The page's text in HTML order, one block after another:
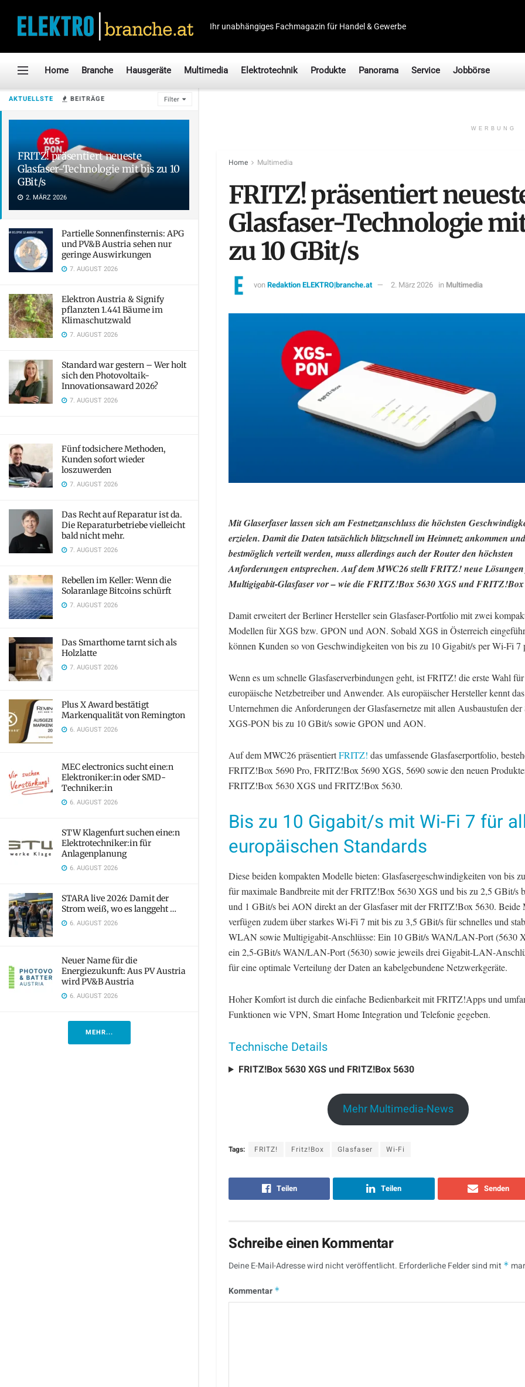
AKTUELLSTE BEITRÄGE Filter
FRITZ! präsentiert neueste
Glasfaser-Technologie mit bis zu 10
GBit/s
2. MÄRZ 2026
Partielle Sonnenfinsternis: APG
und PV&B Austria sehen nur
geringe Auswirkungen
7. AUGUST 2026
Elektron Austria & Signify
pflanzten 1.441 Bäume im
Klimaschutzwald
7. AUGUST 2026
Standard war gestern – Wer holt
sich den Photovoltaik-
Innovationsaward 2026?
7. AUGUST 2026
Fünf todsichere Methoden,
Kunden sofort wieder
loszuwerden
7. AUGUST 2026
Das Recht auf Reparatur ist da.
Die Reparaturbetriebe vielleicht
bald nicht mehr.
7. AUGUST 2026
Rebellen im Keller: Wenn die
Solaranlage Bitcoins schürft
7. AUGUST 2026
Das Smarthome tarnt sich als
Holzlatte
7. AUGUST 2026
Plus X Award bestätigt
Markenqualität von Remington
6. AUGUST 2026
MEC electronics sucht eine:n
Elektroniker:in oder SMD-
Techniker:in
6. AUGUST 2026
STW Klagenfurt suchen eine:n
Elektrotechniker:in für
Anlagenplanung
6. AUGUST 2026
STARA live 2026: Damit der
Strom weiß, wo es langgeht …
6. AUGUST 2026
Neuer Name für die
Energiezukunft: Aus PV Austria
wird PV&B Austria
6. AUGUST 2026
MEHR...
Ihr unabhängiges Fachmagazin für Handel & Gewerbe
Home Branche Hausgeräte Multimedia Elektrotechnik Produkte Panorama Service Jobbörse
WERBUNG
Home Multimedia
FRITZ! präsentiert
Glasfaser-Technologie
zu 10 GBit/s
vonRedaktion ELEKTRO|branche.at 2. März 2026 in Multimedia
Mit Glaserfaser lassen sich am Festnetzanschluss die höchsten
erzielen. Damit die Daten tatsächlich blitzschnell im Heimnetz ankommen und
bestmöglich verteilt werden, muss allerdings auch der Router den höchsten
Anforderungen entsprechen. Auf dem MWC26 stellt FRITZ! neue
Multigigabit-Glasfaser vor – wie die FRITZ!Box 5630 XGS und FRITZ!Box
Damit erweitert der Berliner Hersteller sein Glasfaser-Portfolio mit zwei
Modellen für XGS bzw. GPON und AON. Sobald XGS in Österreich
können Kunden so von Geschwindigkeiten von bis zu 10 Gigabit/s per Wi-Fi 7
Wenn es um schnelle Glasfaserverbindungen geht, ist FRITZ! die erste Wahl für
europäische Netzbetreiber und Anwender. Als europäischer Hersteller kennt das
Unternehmen die Anforderungen der Glasfasernetze mit allen Ausbaustufen der
XGS-PON bis zu 10 GBit/s sowie GPON und AON.
Auf dem MWC26 präsentiertFRITZ! das umfassende Glasfaserportfolio,
FRITZ!Box 5690 Pro, FRITZ!Box 5690 XGS, 5690 sowie den neuen
FRITZ!Box 5630 XGS und FRITZ!Box 5630.
Bis zu 10 Gigabit/s mit Wi-Fi 7 für
europäischen Standards
Diese beiden kompakten Modelle bieten: Glasfasergeschwindigkeiten von bis
für maximale Bandbreite mit der FRITZ!Box 5630 XGS und bis zu 2,5 GBit/s
und 1 GBit/s bei AON direkt an der Glasfaser mit der FRITZ!Box 5630. Beide
verfügen zudem über starkes Wi-Fi 7 mit bis zu 3,5 GBit/s für schnelles und
WLAN sowie Multigigabit-Anschlüsse: Ein 10 GBit/s WAN/LAN-Port (5630
ein 2,5-GBit/s WAN/LAN-Port (5630) sowie jeweils drei Gigabit-LAN-
für eine optimale Verteilung der Daten an kabelgebundene Netzwerkgeräte.
Hoher Komfort ist durch die einfache Bedienbarkeit mit FRITZ!Apps und
Funktionen wie VPN, Smart Home Integration und Telefonie gegeben.
Technische Details
FRITZ!Box 5630 XGS und FRITZ!Box 5630
Mehr Multimedia-News
Tags: FRITZ! Fritz!Box Glasfaser Wi-Fi
Teilen Teilen Senden
Schreibe einen Kommentar
Deine E-Mail-Adresse wird nicht veröffentlicht. Erforderliche Felder sind mit *
Kommentar *